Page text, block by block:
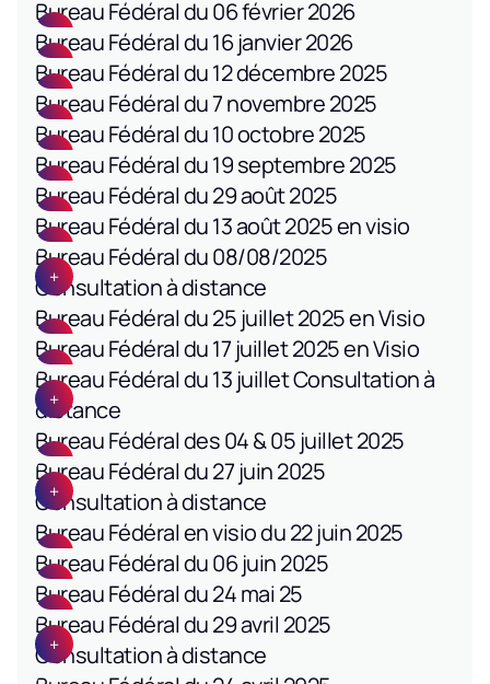
Bureau Fédéral du 06 février 2026
Bureau Fédéral du 16 janvier 2026
Bureau Fédéral du 12 décembre 2025
Bureau Fédéral du 7 novembre 2025
Bureau Fédéral du 10 octobre 2025
Bureau Fédéral du 19 septembre 2025
Bureau Fédéral du 29 août 2025
Bureau Fédéral du 13 août 2025 en visio
Bureau Fédéral du 08/08/2025
Consultation à distance
Bureau Fédéral du 25 juillet 2025 en Visio
Bureau Fédéral du 17 juillet 2025 en Visio
Bureau Fédéral du 13 juillet Consultation à
distance
Bureau Fédéral des 04 & 05 juillet 2025
Bureau Fédéral du 27 juin 2025
Consultation à distance
Bureau Fédéral en visio du 22 juin 2025
Bureau Fédéral du 06 juin 2025
Bureau Fédéral du 24 mai 25
Bureau Fédéral du 29 avril 2025
Consultation à distance